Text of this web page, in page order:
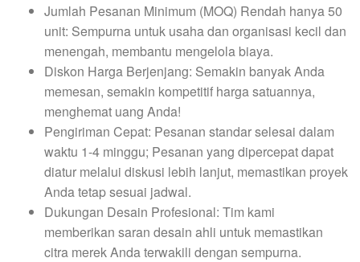
Jumlah Pesanan Minimum (MOQ) Rendah hanya 50
unit: Sempurna untuk usaha dan organisasi kecil dan
menengah, membantu mengelola biaya.
Diskon Harga Berjenjang: Semakin banyak Anda
memesan, semakin kompetitif harga satuannya,
menghemat uang Anda!
Pengiriman Cepat: Pesanan standar selesai dalam
waktu 1-4 minggu; Pesanan yang dipercepat dapat
diatur melalui diskusi lebih lanjut, memastikan proyek
Anda tetap sesuai jadwal.
Dukungan Desain Profesional: Tim kami
memberikan saran desain ahli untuk memastikan
citra merek Anda terwakili dengan sempurna.